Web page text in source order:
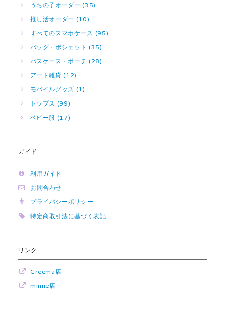
うちの子オーダー (35)
推し活オーダー (10)
すべてのスマホケース (95)
バッグ・ポシェット (35)
パスケース・ポーチ (28)
アート雑貨 (12)
モバイルグッズ (1)
トップス (99)
ベビー服 (17)
ガイド
利用ガイド
お問合わせ
プライバシーポリシー
特定商取引法に基づく表記
リンク
Creema店
minne店